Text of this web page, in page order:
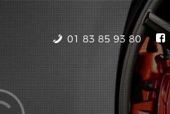
01 83 85 93 80